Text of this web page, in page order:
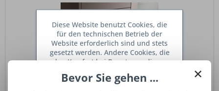
×
Bevor Sie gehen ...
Diese Website benutzt Cookies, die
für den technischen Betrieb der
Website erforderlich sind und stets
gesetzt werden. Andere Cookies, die
den Komfort bei Benutzung dieser
dienen oder die Interaktion mit